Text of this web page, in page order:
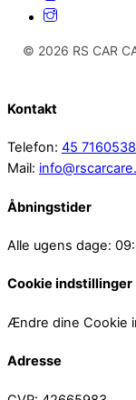
© 2026 RS CAR
Kontakt
Telefon: 45
Mail:
Åbningstider
Alle ugens dage:
Cookie indstillinger
Ændre dine Cookie
Adresse